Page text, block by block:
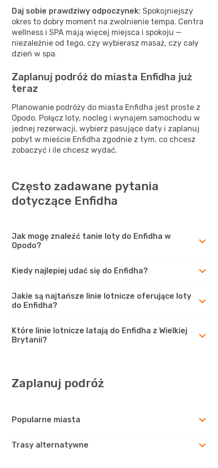
Daj sobie prawdziwy odpoczynek: Spokojniejszy
okres to dobry moment na zwolnienie tempa. Centra
wellness i SPA mają więcej miejsca i spokoju —
niezależnie od tego, czy wybierasz masaż, czy cały
dzień w spa.
Zaplanuj podróż do miasta Enfidha już
teraz
Planowanie podróży do miasta Enfidha jest proste z
Opodo. Połącz loty, nocleg i wynajem samochodu w
jednej rezerwacji, wybierz pasujące daty i zaplanuj
pobyt w mieście Enfidha zgodnie z tym, co chcesz
zobaczyć i ile chcesz wydać.
Często zadawane pytania
dotyczące Enfidha
Jak mogę znaleźć tanie loty do Enfidha w
Opodo?
Kiedy najlepiej udać się do Enfidha?
Jakie są najtańsze linie lotnicze oferujące loty
do Enfidha?
Które linie lotnicze latają do Enfidha z Wielkiej
Brytanii?
Zaplanuj podróż
Popularne miasta
Trasy alternatywne